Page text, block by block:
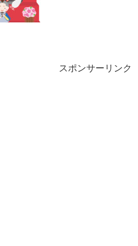
スポンサーリンク